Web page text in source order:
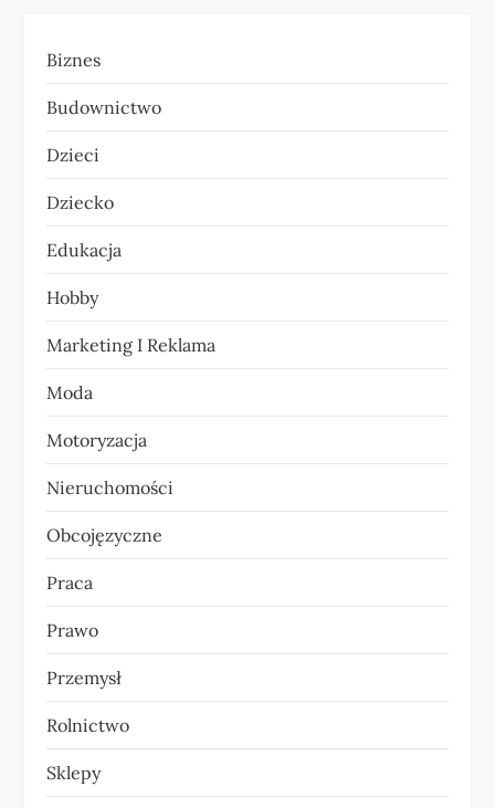
c
j
a
w
p
i
s
u
Biznes
Budownictwo
Dzieci
Dziecko
Edukacja
Hobby
Marketing I Reklama
Moda
Motoryzacja
Nieruchomości
Obcojęzyczne
Praca
Prawo
Przemysł
Rolnictwo
Sklepy